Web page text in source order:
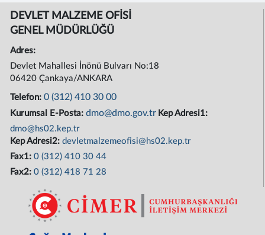
DEVLET MALZEME OFİSİ
GENEL MÜDÜRLÜĞÜ
Adres:
Devlet Mahallesi İnönü Bulvarı No:18
06420 Çankaya/ANKARA
Telefon:0 (312) 410 30 00
Kurumsal E-Posta:dmo@dmo.gov.tr Kep Adresi1:
dmo@hs02.kep.tr
Kep Adresi2:devletmalzemeofisi@hs02.kep.tr
Fax1:0 (312) 410 30 44
Fax2:0 (312) 418 71 28